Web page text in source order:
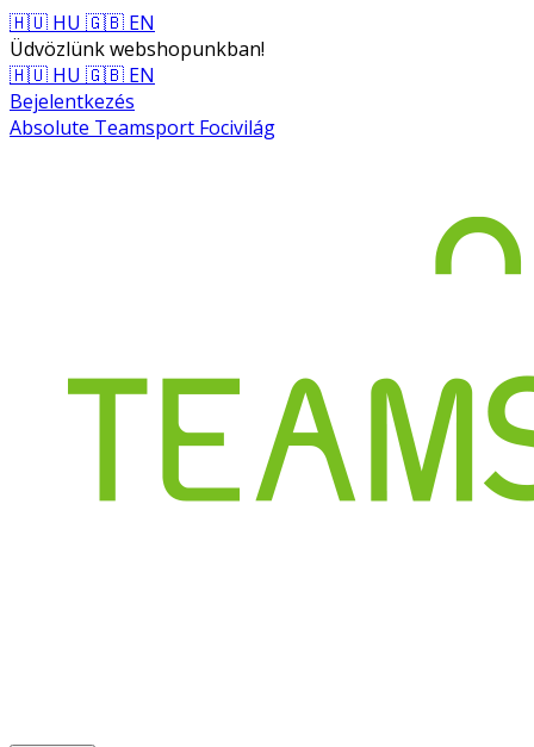
🇭🇺 HU 🇬🇧 EN
Üdvözlünk webshopunkban!
🇭🇺 HU 🇬🇧 EN
Bejelentkezés
Absolute Teamsport Focivilág